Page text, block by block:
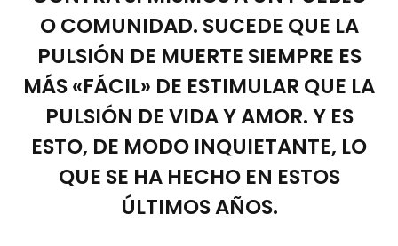
O COMUNIDAD. SUCEDE QUE LA
PULSIÓN DE MUERTE SIEMPRE ES
MÁS «FÁCIL» DE ESTIMULAR QUE LA
PULSIÓN DE VIDA Y AMOR. Y ES
ESTO, DE MODO INQUIETANTE, LO
QUE SE HA HECHO EN ESTOS
ÚLTIMOS AÑOS.